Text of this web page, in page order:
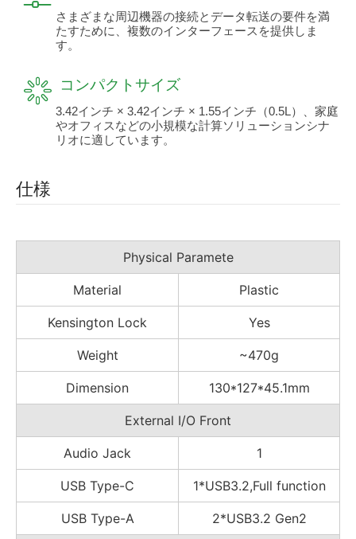
さまざまな周辺機器の接続とデータ転送の要件を満
たすために、複数のインターフェースを提供しま
す。
コンパクトサイズ
3.42インチ × 3.42インチ × 1.55インチ（0.5L）、家庭
やオフィスなどの小規模な計算ソリューションシナ
リオに適しています。
仕様
Physical Paramete
Material Plastic
Kensington Lock Yes
Weight ~470g
Dimension 130*127*45.1mm
External I/O Front
Audio Jack 1
USB Type-C 1*USB3.2,Full function
USB Type-A 2*USB3.2 Gen2